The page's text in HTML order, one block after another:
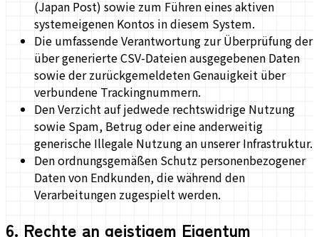
(Japan Post) sowie zum Führen eines aktiven
systemeigenen Kontos in diesem System.
Die umfassende Verantwortung zur Überprüfung der
über generierte CSV-Dateien ausgegebenen Daten
sowie der zurückgemeldeten Genauigkeit über
verbundene Trackingnummern.
Den Verzicht auf jedwede rechtswidrige Nutzung
sowie Spam, Betrug oder eine anderweitig
generische Illegale Nutzung an unserer Infrastruktur.
Den ordnungsgemäßen Schutz personenbezogener
Daten von Endkunden, die während den
Verarbeitungen zugespielt werden.
6. Rechte an geistigem Eigentum